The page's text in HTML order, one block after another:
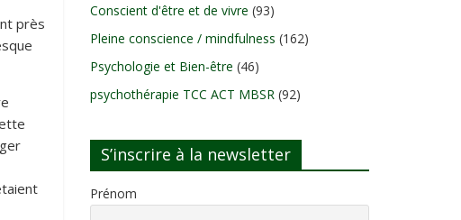
près
Conscient d'être et de vivre (93)
Pleine conscience / mindfulness (162)
Psychologie et Bien-être (46)
psychothérapie TCC ACT MBSR (92)
S’inscrire à la newsletter
Prénom